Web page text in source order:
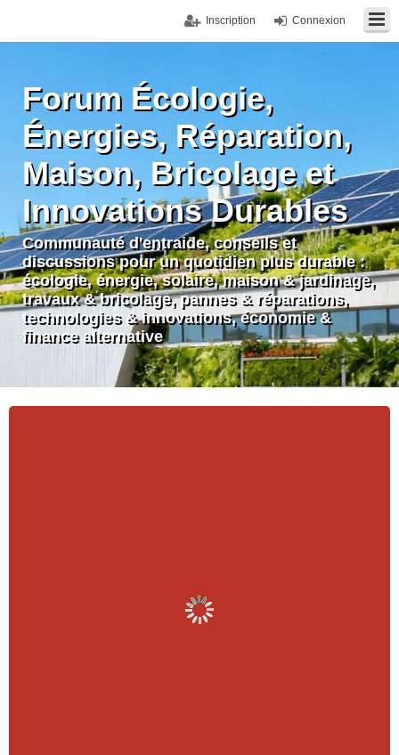
Connexion
Inscription
Forum Écologie,
Énergies, Réparation,
Maison, Bricolage et
Innovations Durables
Communauté d'entraide, conseils et
discussions pour un quotidien plus durable :
écologie, énergie, solaire, maison & jardinage,
travaux & bricolage, pannes & réparations,
technologies & innovations, économie &
finance alternative